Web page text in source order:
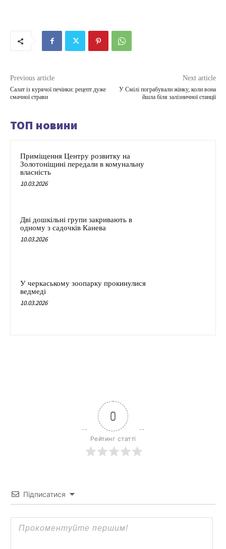
Previous article
Салат із курячої печінки: рецепт дуже
смачної страви
Next article
У Смілі пограбували жінку, коли вона
йшла біля залізничної станції
ТОП новини
Приміщення Центру розвитку на
Золотоніщині передали в комунальну
власність
10.03.2026
Дві дошкільні групи закривають в
одному з садочків Канева
10.03.2026
У черкаському зоопарку прокинулися
ведмеді
10.03.2026
0
Рейтинг статті
Підписатися